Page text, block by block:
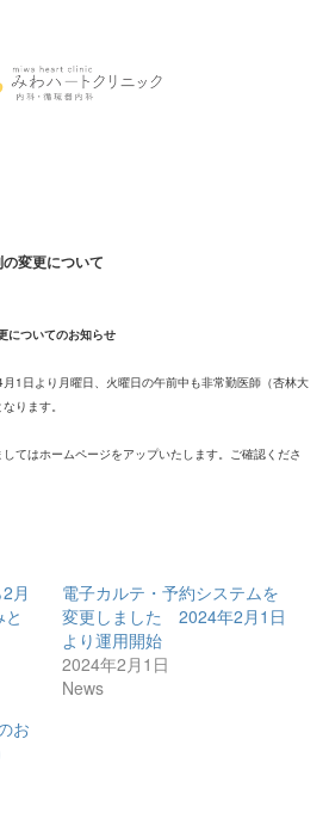
変更について
についてのお知らせ
1日より月曜日、火曜日の午前中も非常勤医師（杏林大
ります。
てはホームページをアップいたします。ご確認くださ
月
電子カルテ・予約システムを
変更しました 2024年2月1日
より運用開始
2024年2月1日
News
お